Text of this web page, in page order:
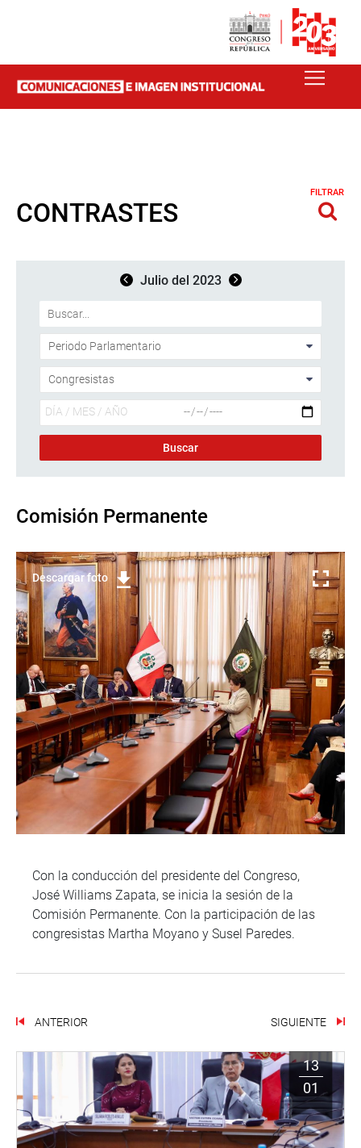
CONTRASTES
FILTRAR
Julio del 2023
Comisión Permanente
Descargar foto
Con la conducción del presidente del Congreso,
José Williams Zapata, se inicia la sesión de la
Comisión Permanente. Con la participación de las
congresistas Martha Moyano y Susel Paredes.
ANTERIOR SIGUIENTE
13
01